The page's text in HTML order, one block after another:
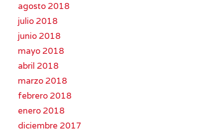
agosto 2018
julio 2018
junio 2018
mayo 2018
abril 2018
marzo 2018
febrero 2018
enero 2018
diciembre 2017